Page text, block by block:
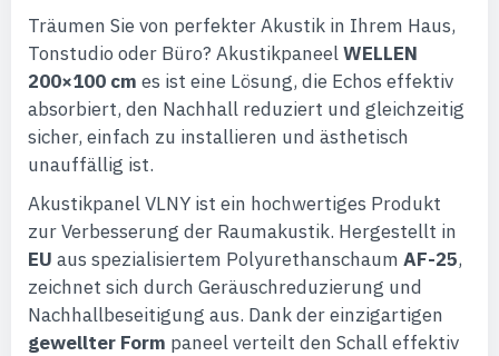
Träumen Sie von perfekter Akustik in Ihrem Haus,
Tonstudio oder Büro? AkustikpaneelWELLEN
200×100 cm es ist eine Lösung, die Echos effektiv
absorbiert, den Nachhall reduziert und gleichzeitig
sicher, einfach zu installieren und ästhetisch
unauffällig ist.
Akustikpanel VLNY ist ein hochwertiges Produkt
zur Verbesserung der Raumakustik. Hergestellt in
EU aus spezialisiertem Polyurethanschaum AF-25,
zeichnet sich durch Geräuschreduzierung und
Nachhallbeseitigung aus. Dank der einzigartigen
gewellter Form paneel verteilt den Schall effektiv